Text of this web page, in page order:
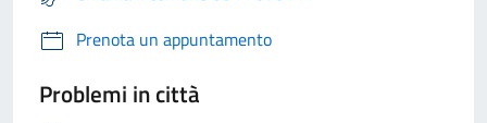
Prenota un appuntamento
Problemi in città